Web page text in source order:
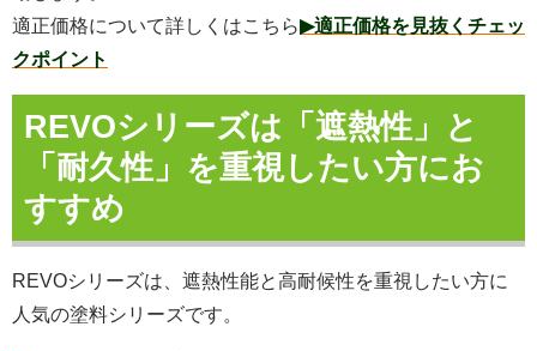
適正価格について詳しくはこちら▶適正価格を見抜くチェッ
クポイント
REVOシリーズは「遮熱性」と
「耐久性」を重視したい方にお
すすめ
REVOシリーズは、遮熱性能と高耐候性を重視したい方に
人気の塗料シリーズです。